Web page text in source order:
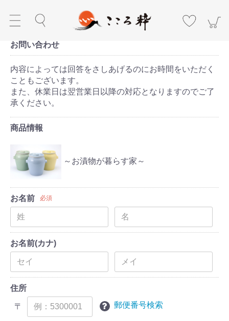
お問い合わせ
内容によっては回答をさしあげるのにお時間をいただく
こともございます。
また、休業日は翌営業日以降の対応となりますのでご了
承ください。
商品情報
～お漬物が暮らす家～
お名前 必須
お名前(カナ)
住所
〒 郵便番号検索